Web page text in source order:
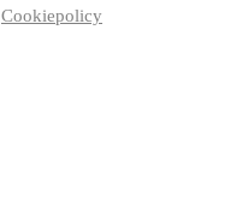
Cookiepolicy